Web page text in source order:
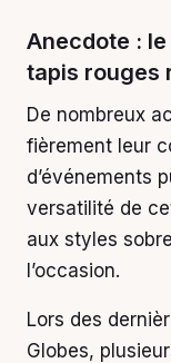
Anecdote :
tapis rouges
De nombreux
fièrement leur
d’événements
versatilité de
aux styles
l’occasion.
Lors des
Globes,